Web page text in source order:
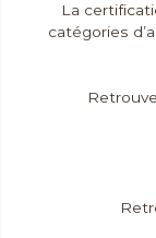
La
catégories